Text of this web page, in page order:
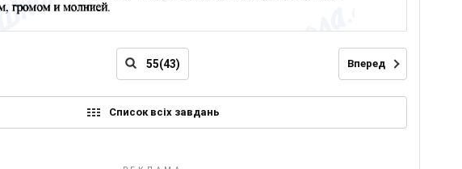
Вперед
Список всіх завдань